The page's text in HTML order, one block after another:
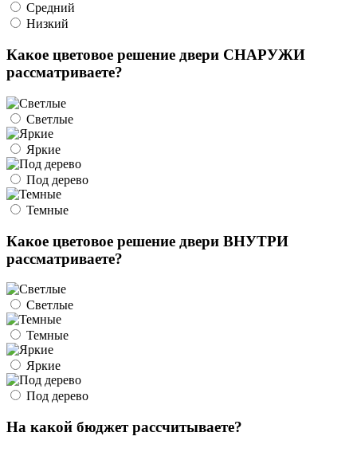
Средний
Низкий
Какое цветовое решение двери СНАРУЖИ
рассматриваете?
Светлые
Яркие
Под дерево
Темные
Какое цветовое решение двери ВНУТРИ
рассматриваете?
Светлые
Темные
Яркие
Под дерево
На какой бюджет рассчитываете?